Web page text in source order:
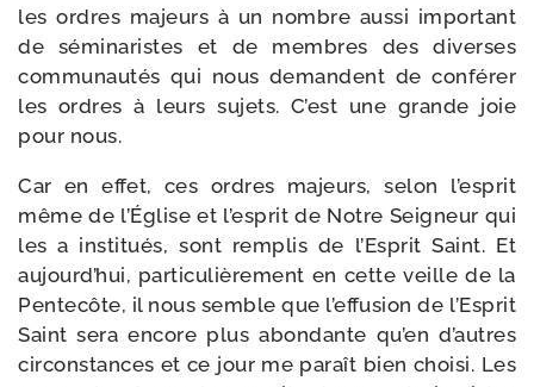
les ordres majeurs à un nombre aus­si impor­tant
de sémi­na­ristes et de membres des diverses
com­mu­nau­tés qui nous demandent de confé­rer
les ordres à leurs sujets. C’est une grande joie
pour nous.
Car en effet, ces ordres majeurs, selon l’esprit
même de l’Église et l’esprit de Notre Seigneur qui
les a ins­ti­tués, sont rem­plis de l’Esprit Saint. Et
aujourd’hui, par­ti­cu­liè­re­ment en cette veille de la
Pentecôte, il nous semble que l’effusion de l’Esprit
Saint sera encore plus abon­dante qu’en d’autres
cir­cons­tances et ce jour me paraît bien choi­si. Les